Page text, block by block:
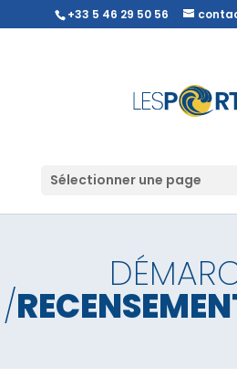
+33 5 46 29 50 56
Sélectionner une page
/